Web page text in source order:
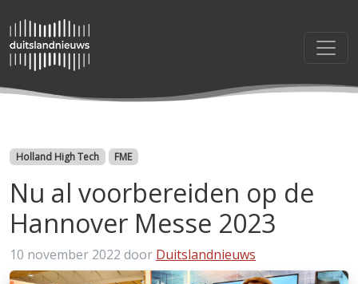
Categorieën
Holland High Tech FME
Nu al voorbereiden op de
Hannover Messe 2023
10 november 2022 door Duitslandnieuws